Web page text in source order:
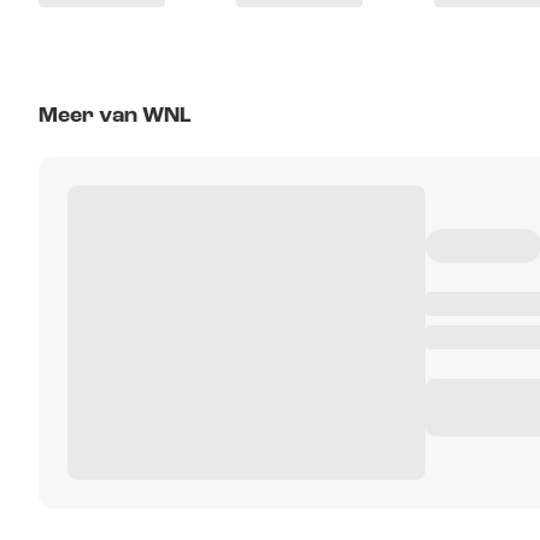
Meer van WNL